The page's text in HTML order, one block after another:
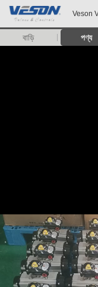
Veson
বাড়ি পণ্য